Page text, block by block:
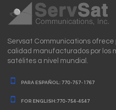
Servsat Communications ofrece
calidad manufacturados por los
satélites a nivel mundial.
PARA ESPAÑOL: 770-757-1767
FOR ENGLISH:770-754-4547